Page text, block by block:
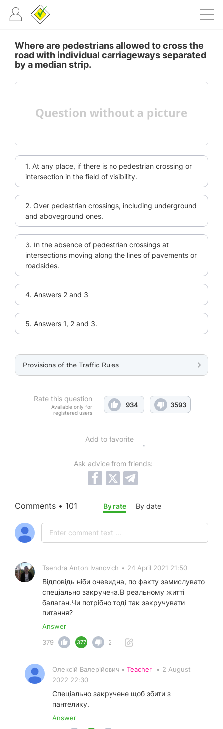
Where are pedestrians allowed to cross the
road with individual carriageways separated
by a median strip.
1. At any place, if there is no pedestrian crossing or
intersection in the field of visibility.
2. Over pedestrian crossings, including underground
and aboveground ones.
3. In the absence of pedestrian crossings at
intersections moving along the lines of pavements or
roadsides.
4. Answers 2 and 3
5. Answers 1, 2 and 3.
Provisions of the Traffic Rules
Rate this question
Available only for
registered users
934 3593
Add to favorite
Ask advice from friends:
Comments • 101 By rate By date
Tsendra Anton Ivanovich • 24 April 2021 21:50
Відповідь ніби очевидна, по факту замислувато
спеціально закручена.В реальному житті
балаган.Чи потрібно тоді так закручувати
питання?
Answer
379
377 2
Олексій Валерійович • Teacher • 2 August
2022 22:30
Спеціально закручене щоб збити з
пантелику.
Answer